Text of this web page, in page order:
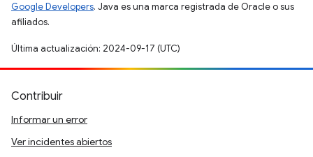
Google Developers. Java es una marca registrada de Oracle o sus
afiliados.
Última actualización: 2024-09-17 (UTC)
Contribuir
Informar un error
Ver incidentes abiertos